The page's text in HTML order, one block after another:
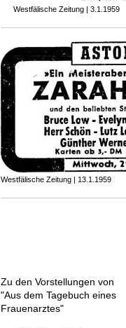
Westfälische Zeitung | 3.1.1959
Westfälische Zeitung | 13.1.1959
Zu den Vorstellungen von
"Aus dem Tagebuch eines
Frauenarztes"